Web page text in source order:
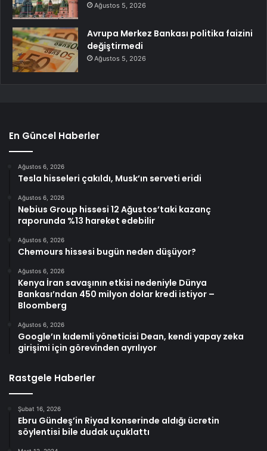
Ağustos 5, 2026
Avrupa Merkez Bankası politika faizini
değiştirmedi
Ağustos 5, 2026
En Güncel Haberler
Ağustos 6, 2026
Tesla hisseleri çakıldı, Musk’ın serveti eridi
Ağustos 6, 2026
Nebius Group hissesi 12 Ağustos’taki kazanç
raporunda %13 hareket edebilir
Ağustos 6, 2026
Chemours hissesi bugün neden düşüyor?
Ağustos 6, 2026
Kenya İran savaşının etkisi nedeniyle Dünya
Bankası’ndan 450 milyon dolar kredi istiyor –
Bloomberg
Ağustos 6, 2026
Google’ın kıdemli yöneticisi Dean, kendi yapay zeka
girişimi için görevinden ayrılıyor
Rastgele Haberler
Şubat 16, 2026
Ebru Gündeş’in Riyad konserinde aldığı ücretin
söylentisi bile dudak uçuklattı